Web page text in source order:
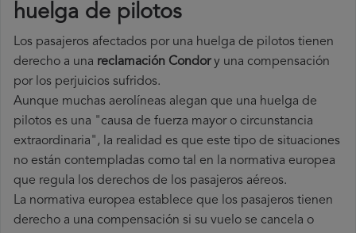
huelga de pilotos
Los pasajeros afectados por una huelga de pilotos tienen
derecho a una reclamación Condory una compensación
por los perjuicios sufridos.
Aunque muchas aerolíneas alegan que una huelga de
pilotos es una "causa de fuerza mayor o circunstancia
extraordinaria", la realidad es que este tipo de situaciones
no están contempladas como tal en la normativa europea
que regula los derechos de los pasajeros aéreos.
La normativa europea establece que los pasajeros tienen
derecho a una compensación si su vuelo se cancela o